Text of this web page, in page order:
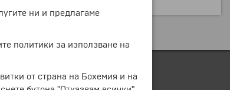
ни и предлагаме
политики за използване на
от страна на Бохемия и на